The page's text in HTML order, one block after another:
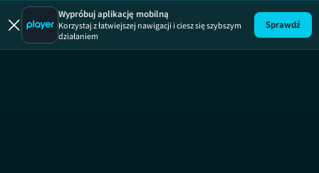
Uwaga!
Wypróbuj aplikację mobilną
Korzystaj z łatwiejszej nawigacji i ciesz się szybszym
działaniem
Sprawdź